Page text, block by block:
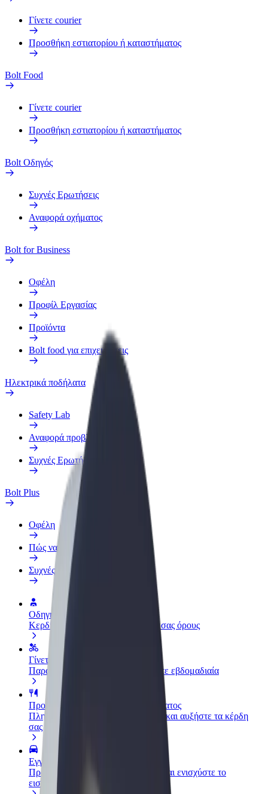
Γίνετε courier
Προσθήκη εστιατορίου ή καταστήματος
Bolt Food
Γίνετε courier
Προσθήκη εστιατορίου ή καταστήματος
Bolt Οδηγός
Συχνές Ερωτήσεις
Αναφορά οχήματος
Bolt for Business
Οφέλη
Προφίλ Εργασίας
Προϊόντα
Bolt food για επιχειρήσεις
Ηλεκτρικά ποδήλατα
Safety Lab
Αναφορά προβλήματος
Συχνές Ερωτήσεις
Bolt Plus
Οφέλη
Πώς να συμμετάσχετε
Συχνές Ερωτήσεις
Οδηγήστε
Κερδίστε χρήματα με τους δικούς σας όρους
Γίνετε courier
Παραδώστε φαγητό και πληρώνεστε εβδομαδιαία
Προσθήκη εστιατορίου ή καταστήματος
Πλησιάστε περισσότερους πελάτες και αυξήστε τα κέρδη
σας
Εγγραφείτε ως ιδιοκτήτης στόλου
Προσθέστε το στόλο σας στο Bolt και ενισχύστε το
εισόδημά σας